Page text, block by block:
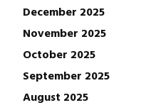
December 2025
November 2025
October 2025
September 2025
August 2025